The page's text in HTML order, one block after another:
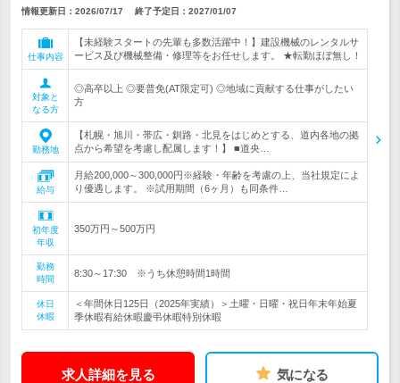
情報更新日：2026/07/17 終了予定日： 2027/01/07
仕事内容
【未経験スタートの先輩も多数活躍中！】建設機械のレンタルサ
ービス及び機械整備・修理等をお任せします。 ★転勤ほぼ無し！
対象と
なる方
◎高卒以上 ◎要普免(AT限定可) ◎地域に貢献する仕事がしたい
方
勤務地
【札幌・旭川・帯広・釧路・北見をはじめとする、道内各地の拠
点から希望を考慮し配属します！】 ■道央…
給与
月給200,000～300,000円※経験・年齢を考慮の上、当社規定によ
り優遇します。 ※試用期間（6ヶ月）も同条件…
初年度
年収
350万円～500万円
勤務
時間
8:30～17:30 ※うち休憩時間1時間
休日
休暇
＜年間休日125日（2025年実績）＞土曜・日曜・祝日年末年始夏
季休暇有給休暇慶弔休暇特別休暇
求人詳細を見る 気になる